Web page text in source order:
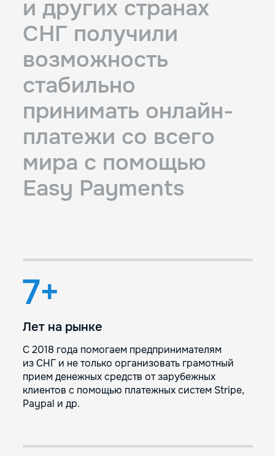
и других странах
СНГ получили
возможность
стабильно
принимать онлайн-
платежи со всего
мира с помощью
Easy Payments
7+
Лет на рынке
С 2018 года помогаем предпринимателям
из СНГ и не только организовать грамотный
прием денежных средств от зарубежных
клиентов с помощью платежных систем Stripe,
Paypal и др.